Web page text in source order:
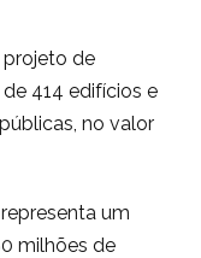
de
414 edifícios e
no valor
um
milhões de